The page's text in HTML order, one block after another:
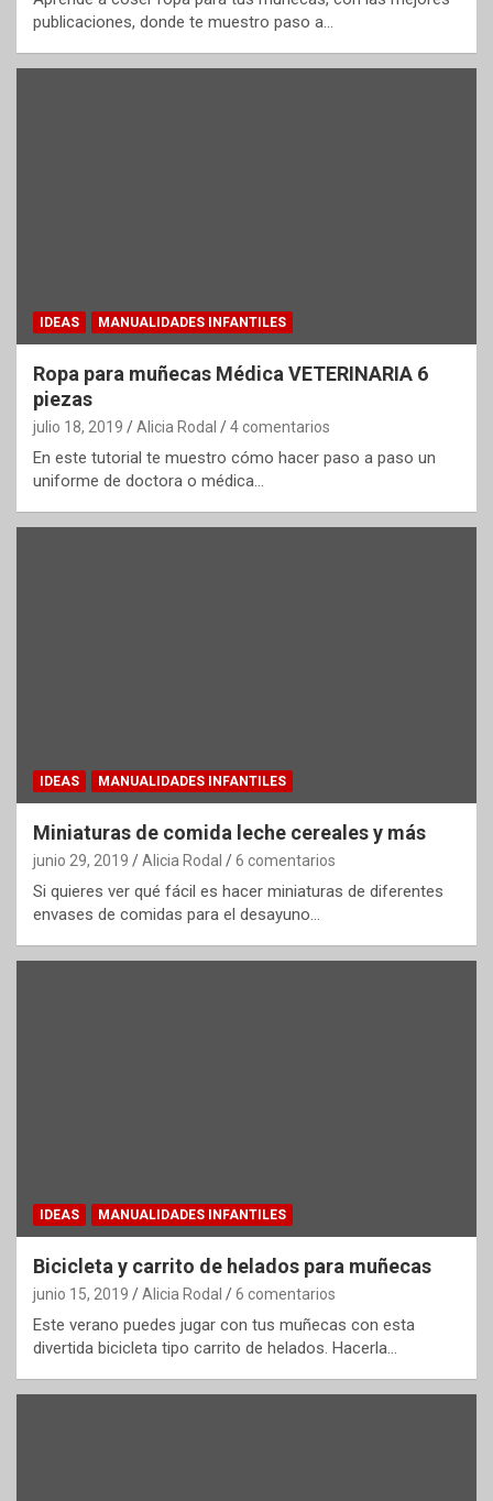
publicaciones, donde te muestro paso a…
IDEAS MANUALIDADES INFANTILES
Ropa para muñecas Médica VETERINARIA 6
piezas
julio 18, 2019 Alicia Rodal 4 comentarios
En este tutorial te muestro cómo hacer paso a paso un
uniforme de doctora o médica…
IDEAS MANUALIDADES INFANTILES
Miniaturas de comida leche cereales y más
junio 29, 2019 Alicia Rodal 6 comentarios
Si quieres ver qué fácil es hacer miniaturas de diferentes
envases de comidas para el desayuno…
IDEAS MANUALIDADES INFANTILES
Bicicleta y carrito de helados para muñecas
junio 15, 2019 Alicia Rodal 6 comentarios
Este verano puedes jugar con tus muñecas con esta
divertida bicicleta tipo carrito de helados. Hacerla…